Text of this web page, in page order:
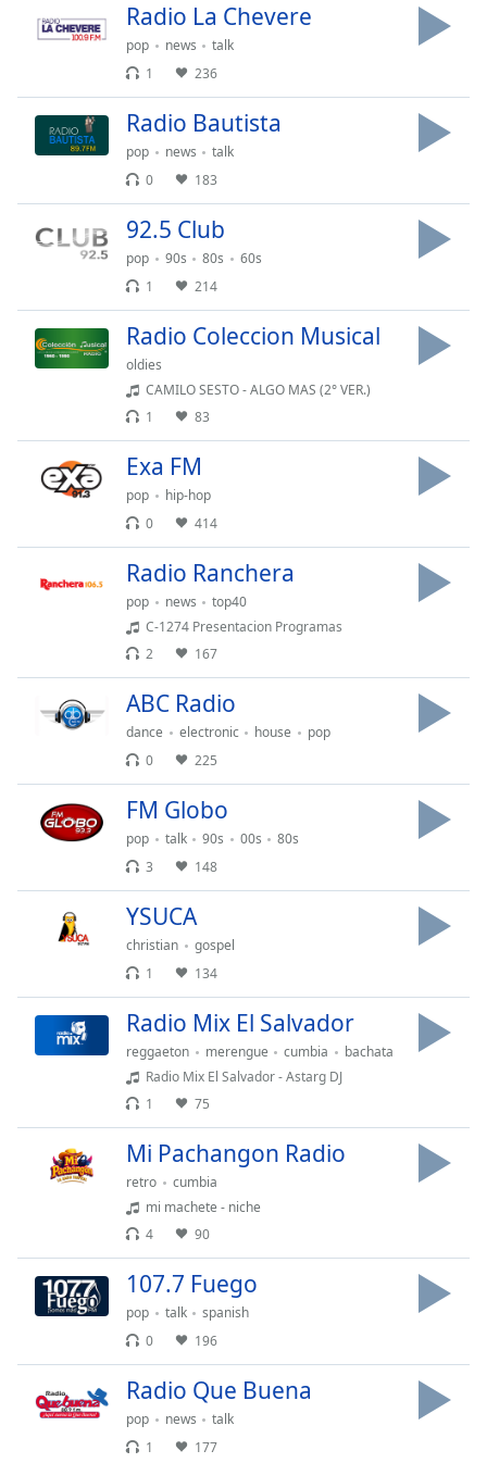
dialog
window.
cancel
close
window.
Opacity
Caption
Opacity
Edge
Family
Modal
Radio La Chevere
pop news
talk
1
236
Radio Bautista
pop news
talk
0
183
92.5 Club
pop 90s 80s
60s
1
214
Radio Coleccion Musical
oldies
CAMILO SESTO - ALGO MAS (2° VER.)
1
83
Exa FM
pop
hip-hop
0
414
Radio Ranchera
pop news
top40
C-1274 Presentacion Programas
2
167
ABC Radio
dance electronic house
pop
0
225
FM Globo
pop talk 90s 00s
80s
3
148
YSUCA
christian
gospel
1
134
Radio Mix El Salvador
reggaeton merengue cumbia
bachata
Radio Mix El Salvador - Astarg DJ
1
75
Mi Pachangon Radio
retro
cumbia
mi machete - niche
4
90
107.7 Fuego
pop talk
spanish
0
196
Radio Que Buena
pop news
talk
1
177